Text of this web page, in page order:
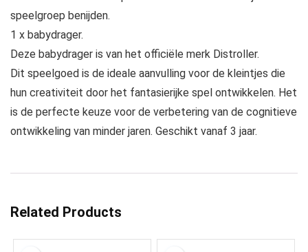
speelgroep benijden.
1 x babydrager.
Deze babydrager is van het officiële merk Distroller.
Dit speelgoed is de ideale aanvulling voor de kleintjes die
hun creativiteit door het fantasierijke spel ontwikkelen. Het
is de perfecte keuze voor de verbetering van de cognitieve
ontwikkeling van minder jaren. Geschikt vanaf 3 jaar.
Related Products